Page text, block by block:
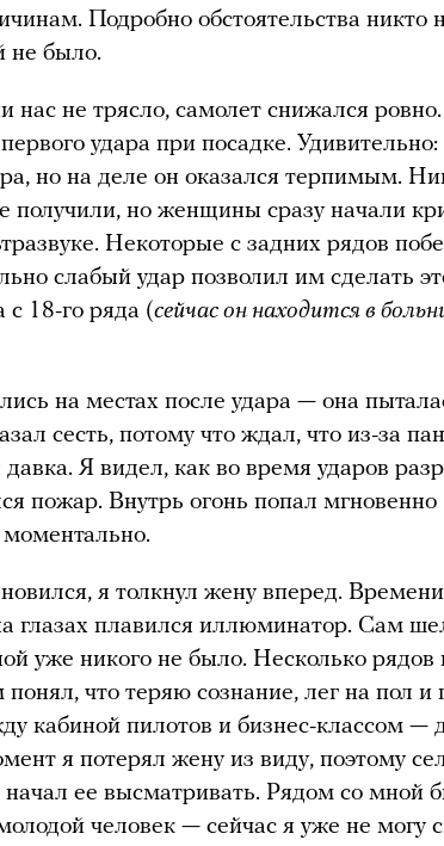
Подробно обстоятельства никто
не было.
нас не трясло, самолет снижался
удара при посадке.
но на деле он оказался терпимым.
но женщины сразу начали
Некоторые с задних рядов
слабый удар позволил им сделать
с 18-го ряда (сейчас он находится в
на местах после удара — она
сесть, потому что ждал, что из-за
давка. Я видел, как во время ударов
пожар. Внутрь огонь попал мгновенно
я толкнул жену вперед.
глазах плавился иллюминатор. Сам
уже никого не было. Несколько рядов
что теряю сознание, лег на пол и
кабиной пилотов и бизнес-классом —
я потерял жену из виду, поэтому
начал ее высматривать. Рядом со мной
человек — сейчас я уже не могу